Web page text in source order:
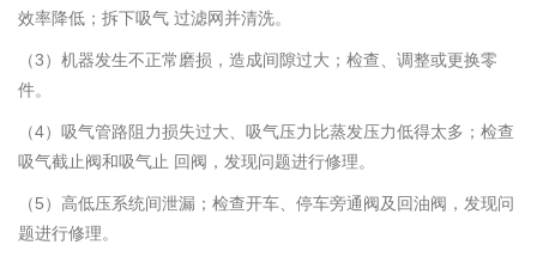
效率降低；拆下吸气 过滤网并清洗。
（3）机器发生不正常磨损，造成间隙过大；检查、调整或更换零
件。
（4）吸气管路阻力损失过大、吸气压力比蒸发压力低得太多；检查
吸气截止阀和吸气止 回阀，发现问题进行修理。
（5）高低压系统间泄漏；检查开车、停车旁通阀及回油阀，发现问
题进行修理。